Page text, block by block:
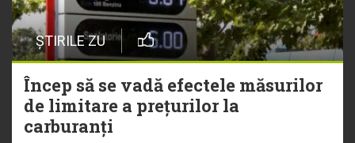
ȘTIRILE ZU
Încep să se vadă efectele măsurilor
de limitare a prețurilor la
carburanți